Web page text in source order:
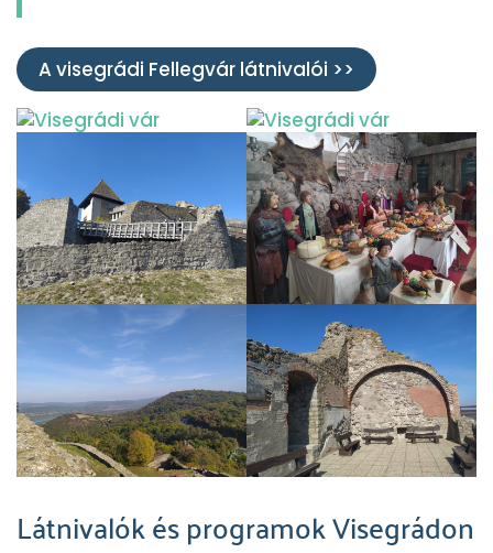
A visegrádi Fellegvár látnivalói >>
Látnivalók és programok Visegrádon